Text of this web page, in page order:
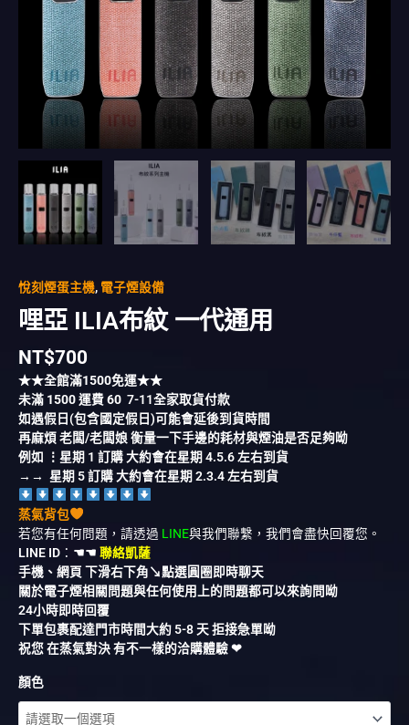
悅刻煙蛋主機, 電子煙設備
哩亞 ILIA布紋 一代通用
NT$700
★★全館滿1500免運★★
未滿 1500運費60 7-11全家取貨付款
如遇假日(包含國定假日)可能會延後到貨時間
再麻煩 老闆/老闆娘 衡量一下手邊的耗材與煙油是否足夠呦
例如 ⋮星期 1 訂購 大約會在星期 4.5.6 左右到貨
→→ 星期 5 訂購 大約會在星期 2.3.4 左右到貨
蒸氣背包
若您有任何問題，請透過 LINE與我們聯繫，我們會盡快回覆您。
LINE ID ： ☚☚ 聯絡凱薩
手機、網頁 下滑右下角↘︎點選圓圈即時聊天
關於電子煙相關問題與任何使用上的問題都可以來詢問呦
24小時即時回覆
下單包裹配達門市時間大約 5-8 天 拒接急單呦
祝您 在蒸氣對決 有不一樣的洽購體驗 ❤︎
顏色